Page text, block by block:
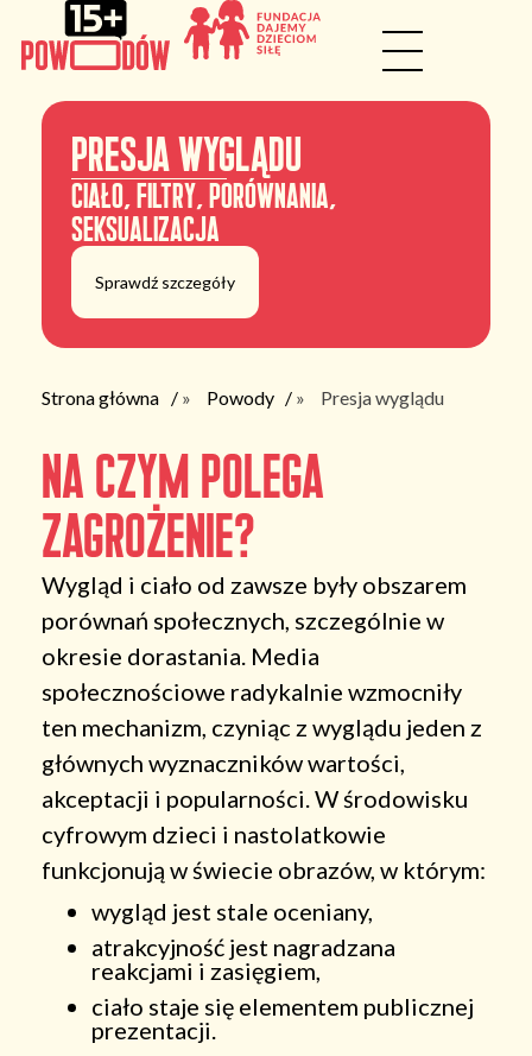
Presja wyglądu
ciało, filtry, porównania,
seksualizacja
Sprawdź szczegóły
Strona główna » Powody » Presja wyglądu
Na czym polega
zagrożenie?
Wygląd i ciało od zawsze były obszarem
porównań społecznych, szczególnie w
okresie dorastania. Media
społecznościowe radykalnie wzmocniły
ten mechanizm, czyniąc z wyglądu jeden z
głównych wyznaczników wartości,
akceptacji i popularności. W środowisku
cyfrowym dzieci i nastolatkowie
funkcjonują w świecie obrazów, w którym:
wygląd jest stale oceniany,
atrakcyjność jest nagradzana
reakcjami i zasięgiem,
ciało staje się elementem publicznej
prezentacji.